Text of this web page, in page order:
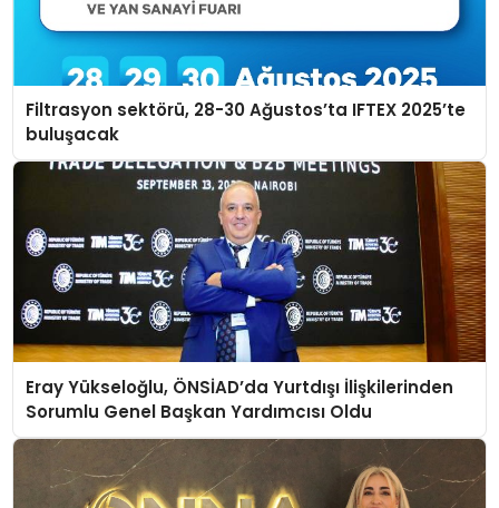
Filtrasyon sektörü, 28-30 Ağustos’ta IFTEX 2025’te
buluşacak
Eray Yükseloğlu, ÖNSİAD’da Yurtdışı İlişkilerinden
Sorumlu Genel Başkan Yardımcısı Oldu